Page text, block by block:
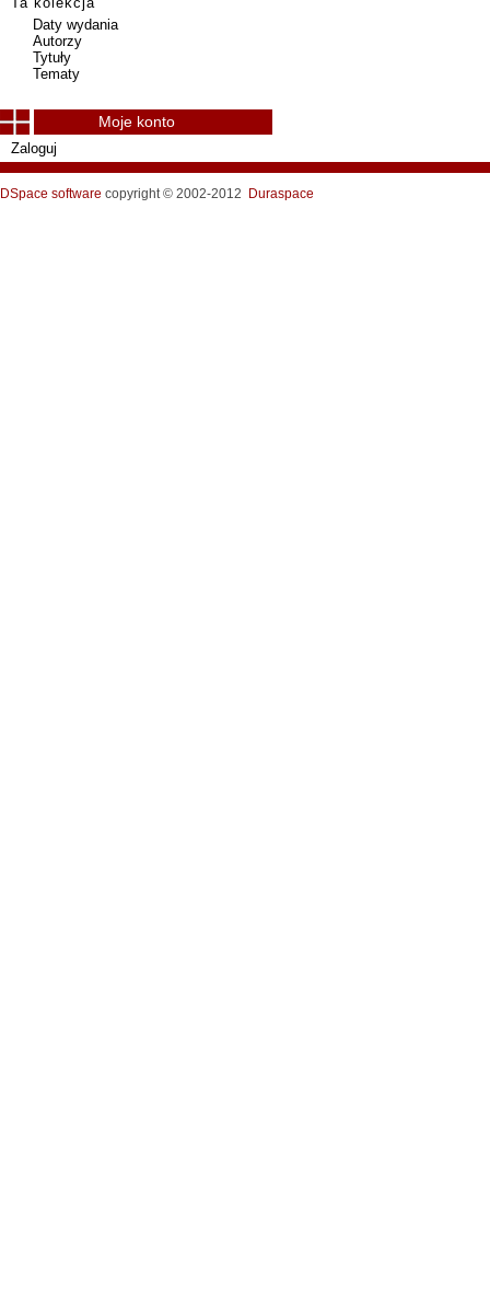
Daty wydania
Autorzy
Tytuły
Tematy
Moje konto
Zaloguj
DSpace software copyright © 2002-2012 Duraspace